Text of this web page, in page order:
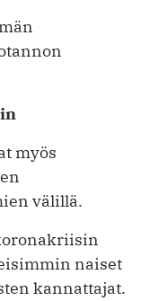
myös
välillä.
naiset
kannattajat.